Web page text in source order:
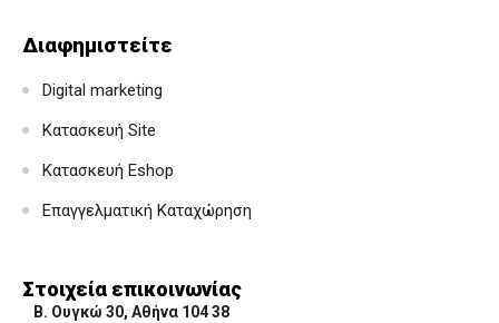
Διαφημιστείτε
Digital marketing
Κατασκευή Site
Κατασκευή Eshop
Επαγγελματική Καταχώρηση
Στοιχεία επικοινωνίας
Β. Ουγκώ 30, Αθήνα 104 38